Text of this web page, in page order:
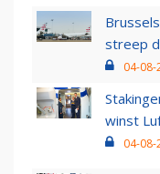
streep
04-08-
winst
04-08-